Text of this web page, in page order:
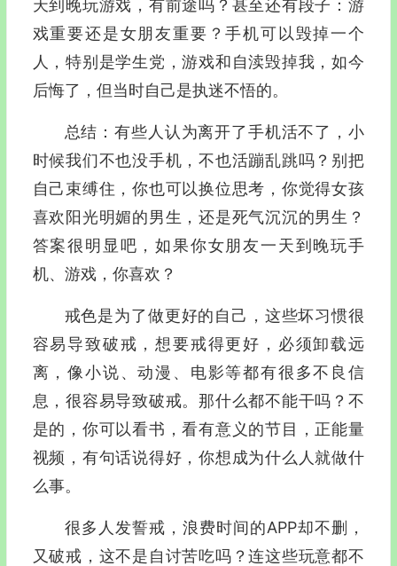
天到晚玩游戏，有前途吗？甚至还有段子：游
戏重要还是女朋友重要？手机可以毁掉一个
人，特别是学生党，游戏和自渎毁掉我，如今
后悔了，但当时自己是执迷不悟的。
总结：有些人认为离开了手机活不了，小
时候我们不也没手机，不也活蹦乱跳吗？别把
自己束缚住，你也可以换位思考，你觉得女孩
喜欢阳光明媚的男生，还是死气沉沉的男生？
答案很明显吧，如果你女朋友一天到晚玩手
机、游戏，你喜欢？
戒色是为了做更好的自己，这些坏习惯很
容易导致破戒，想要戒得更好，必须卸载远
离，像小说、动漫、电影等都有很多不良信
息，很容易导致破戒。那什么都不能干吗？不
是的，你可以看书，看有意义的节目，正能量
视频，有句话说得好，你想成为什么人就做什
么事。
很多人发誓戒，浪费时间的APP却不删，
又破戒，这不是自讨苦吃吗？连这些玩意都不